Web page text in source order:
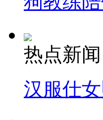
热点新闻
汉服仕